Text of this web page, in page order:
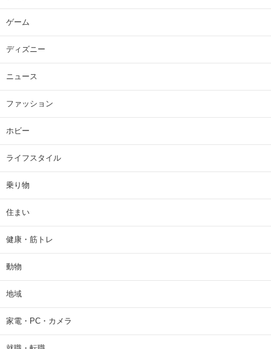
ゲーム
ディズニー
ニュース
ファッション
ホビー
ライフスタイル
乗り物
住まい
健康・筋トレ
動物
地域
家電・PC・カメラ